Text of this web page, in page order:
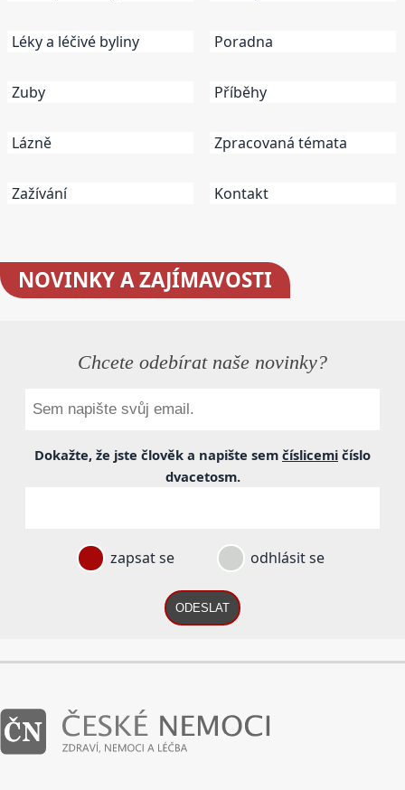
Léky a léčivé byliny
Zuby
Lázně
Zažívání
Poradna
Příběhy
Zpracovaná témata
Kontakt
NOVINKYA ZAJÍMAVOSTI
Chcete odebírat naše novinky?
Dokažte, že jste člověk a napište sem číslicemi číslo
dvacetosm.
zapsat se odhlásit se
ODESLAT